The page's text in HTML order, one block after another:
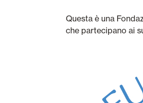
Questa è una
che partecipano ai